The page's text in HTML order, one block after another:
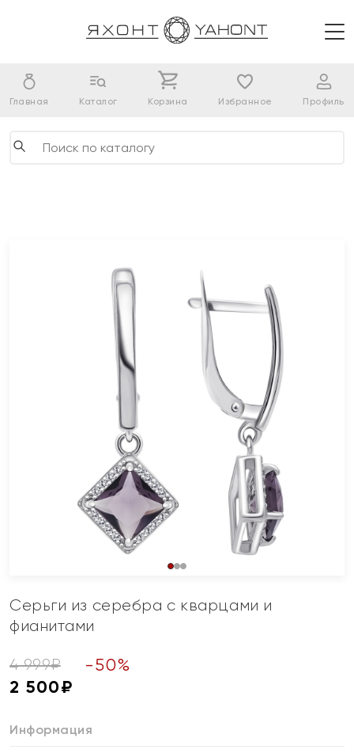
Главная Каталог Корзина Избранное Профиль
Серьги из серебра с кварцами и
фианитами
4 999₽ -50%
2 500₽
Информация